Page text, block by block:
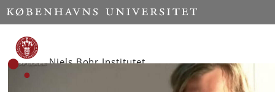
Start
Niels Bohr Institutet